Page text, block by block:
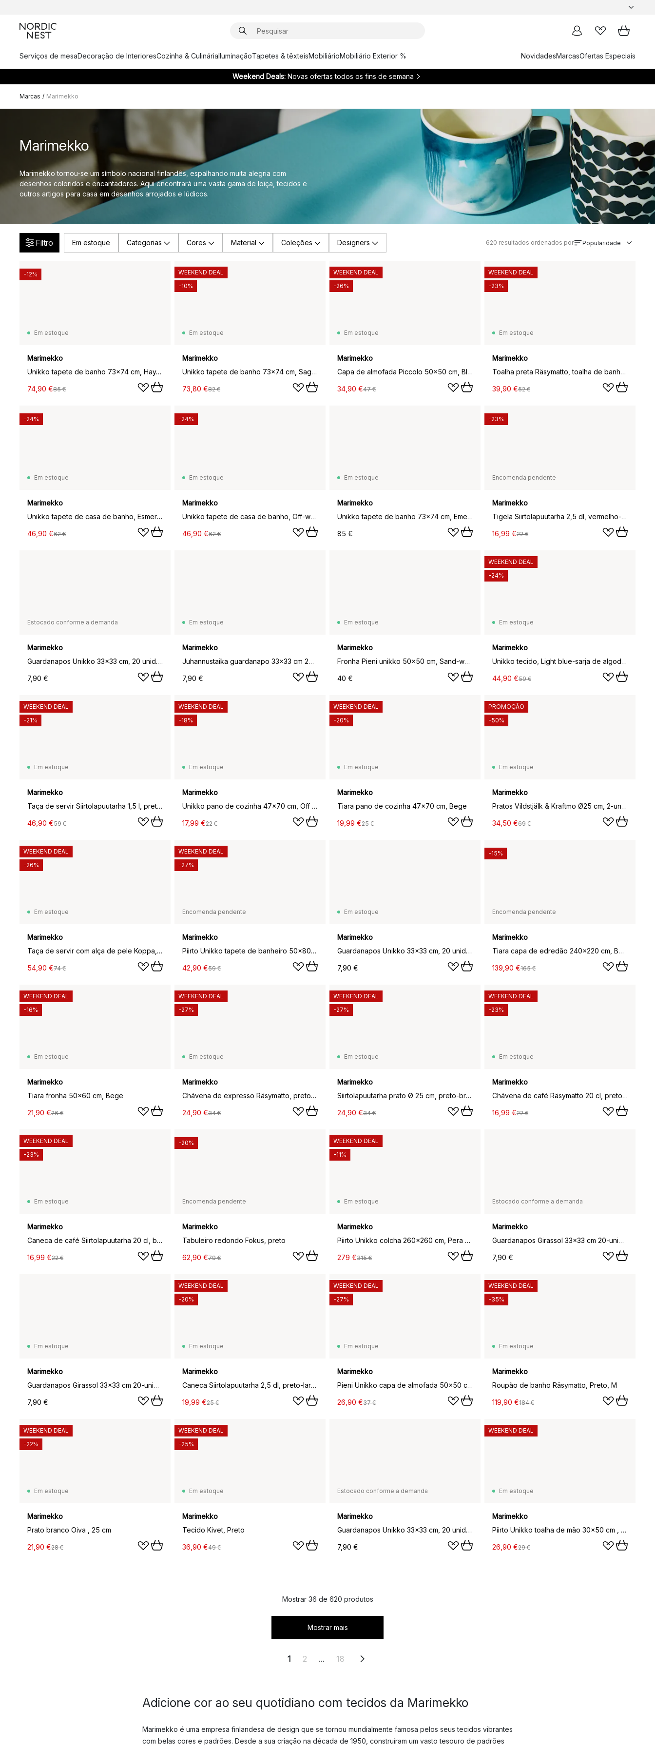
Serviços de mesaDecoração de InterioresCozinha & CulináriaIluminaçãoTapetes & têxteisMobiliárioMobiliário Exterior % NovidadesMarcasOfertas Especiais
Weekend Deals: Novas ofertas todos os fins de semana
Marcas / Marimekko
Marimekko
Marimekko tornou-se um símbolo nacional finlandês, espalhando muita alegria com
desenhos coloridos e encantadores. Aqui encontrará uma vasta gama de loiça, tecidos e
outros artigos para casa em desenhos arrojados e lúdicos.
Filtro Em estoque Categorias Cores Material Coleções Designers 620 resultados ordenados por Popularidade
Em estoque
Marimekko
Unikko tapete de banho 73x74 cm, Hay-sand-emerald
74,90 €85 €
-12%
Em estoque
Marimekko
Unikko tapete de banho 73x74 cm, Sage-off white
73,80 €82 €
WEEKEND DEAL
-10%
Em estoque
Marimekko
Capa de almofada Piccolo 50x50 cm, Black-cotton
34,90 €47 €
WEEKEND DEAL
-26%
Em estoque
Marimekko
Toalha preta Räsymatto, toalha de banho, 70x150 cm
39,90 €52 €
WEEKEND DEAL
-23%
Em estoque
Marimekko
Unikko tapete de casa de banho, Esmeralda
46,90 €62 €
-24%
Em estoque
Marimekko
Unikko tapete de casa de banho, Off-white
46,90 €62 €
-24%
Em estoque
Marimekko
Unikko tapete de banho 73x74 cm, Emerald-off white-toupeira
85 €
Encomenda pendente
Marimekko
Tigela Siirtolapuutarha 2,5 dl, vermelho-branco
16,99 €22 €
-23%
Estocado conforme a demanda
Marimekko
Guardanapos Unikko 33x33 cm, 20 unid., Gold
7,90 €
Em estoque
Marimekko
Juhannustaika guardanapo 33x33 cm 20 un., Blue-yellow-red
7,90 €
Em estoque
Marimekko
Fronha Pieni unikko 50x50 cm, Sand-white-hay-emerald
40 €
Em estoque
Marimekko
Unikko tecido, Light blue-sarja de algodão
44,90 €59 €
WEEKEND DEAL
-24%
Em estoque
Marimekko
Taça de servir Siirtolapuutarha 1,5 l, preto-verde
46,90 €59 €
WEEKEND DEAL
-21%
Em estoque
Marimekko
Unikko pano de cozinha 47x70 cm, Off white-rosa-vermelho alaranjado
17,99 €22 €
WEEKEND DEAL
-18%
Em estoque
Marimekko
Tiara pano de cozinha 47x70 cm, Bege
19,99 €25 €
WEEKEND DEAL
-20%
Em estoque
Marimekko
Pratos Vildstjälk & Kraftmo Ø25 cm, 2-unid., White-black-multi
34,50 €69 €
PROMOÇÃO
-50%
Em estoque
Marimekko
Taça de servir com alça de pele Koppa, branco
54,90 €74 €
WEEKEND DEAL
-26%
Encomenda pendente
Marimekko
Piirto Unikko tapete de banheiro 50x80 cm, Bege
42,90 €59 €
WEEKEND DEAL
-27%
Em estoque
Marimekko
Guardanapos Unikko 33x33 cm, 20 unid., Sand-brown
7,90 €
Encomenda pendente
Marimekko
Tiara capa de edredão 240x220 cm, Bege
139,90 €165 €
-15%
Em estoque
Marimekko
Tiara fronha 50x60 cm, Bege
21,90 €26 €
WEEKEND DEAL
-16%
Em estoque
Marimekko
Chávena de expresso Räsymatto, preto-branco
24,90 €34 €
WEEKEND DEAL
-27%
Em estoque
Marimekko
Siirtolapuutarha prato Ø 25 cm, preto-branco
24,90 €34 €
WEEKEND DEAL
-27%
Em estoque
Marimekko
Chávena de café Räsymatto 20 cl, preto-branco
16,99 €22 €
WEEKEND DEAL
-23%
Em estoque
Marimekko
Caneca de café Siirtolapuutarha 20 cl, branco-preto-amarelo
16,99 €22 €
WEEKEND DEAL
-23%
Encomenda pendente
Marimekko
Tabuleiro redondo Fokus, preto
62,90 €79 €
-20%
Em estoque
Marimekko
Piirto Unikko colcha 260x260 cm, Pera – off white
279 €315 €
WEEKEND DEAL
-11%
Estocado conforme a demanda
Marimekko
Guardanapos Girassol 33x33 cm 20-unid., Amarelo.
7,90 €
Em estoque
Marimekko
Guardanapos Girassol 33x33 cm 20-unid., Blue
7,90 €
Em estoque
Marimekko
Caneca Siirtolapuutarha 2,5 dl, preto-laranja
19,99 €25 €
WEEKEND DEAL
-20%
Em estoque
Marimekko
Pieni Unikko capa de almofada 50x50 cm, Cotton-peach
26,90 €37 €
WEEKEND DEAL
-27%
Em estoque
Marimekko
Roupão de banho Räsymatto, Preto, M
119,90 €184 €
WEEKEND DEAL
-35%
Em estoque
Marimekko
Prato branco Oiva , 25 cm
21,90 €28 €
WEEKEND DEAL
-22%
Em estoque
Marimekko
Tecido Kivet, Preto
36,90 €49 €
WEEKEND DEAL
-25%
Estocado conforme a demanda
Marimekko
Guardanapos Unikko 33x33 cm, 20 unid., Vermelho
7,90 €
Em estoque
Marimekko
Piirto Unikko toalha de mão 30x50 cm , Bege
26,90 €29 €
WEEKEND DEAL
Mostrar 36 de 620 produtos
Mostrar mais
1 2 ... 18
Adicione cor ao seu quotidiano com tecidos da Marimekko
Marimekko é uma empresa finlandesa de design que se tornou mundialmente famosa pelos seus tecidos vibrantes
com belas cores e padrões. Desde a sua criação na década de 1950, construíram um vasto tesouro de padrões